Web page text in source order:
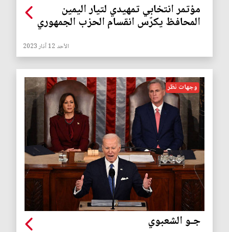
مؤتمر انتخابي تمهيدي لتيار اليمين
المحافظ يكرّس انقسام الحزب الجمهوري
الأحد 12 آذار 2023
وجهات نظر
جـو الشعبوي